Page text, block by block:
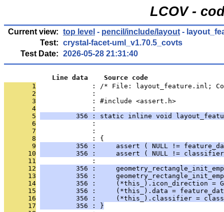
LCOV -
Current view: top level - pencil/include/layout -
Test: crystal-facet-uml_v1.70.5_covts
Test Date: 2026-05-28 21:31:40
            Line data    Source code
       1
: /* File: layout_feature.inl;
       2
              :
       3
              : #include <assert.h>
       4
              :
       5
356 : static inline void
       6
:
       7
:
       8
              : {
       9
356 :     assert ( NULL !=
      10
356 :     assert ( NULL !=
      11
              :
      12
356 :
      13
356 :
      14
356 :     (*this_).icon_direction =
      15
356 :     (*this_).data =
      16
356 :     (*this_).classifier =
      17
         356 : }